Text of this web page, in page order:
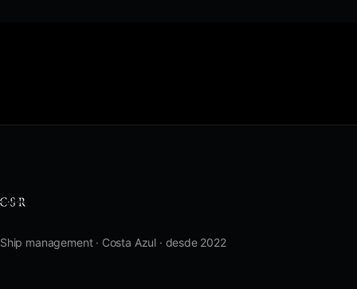
Ship management · Costa Azul · desde 2022